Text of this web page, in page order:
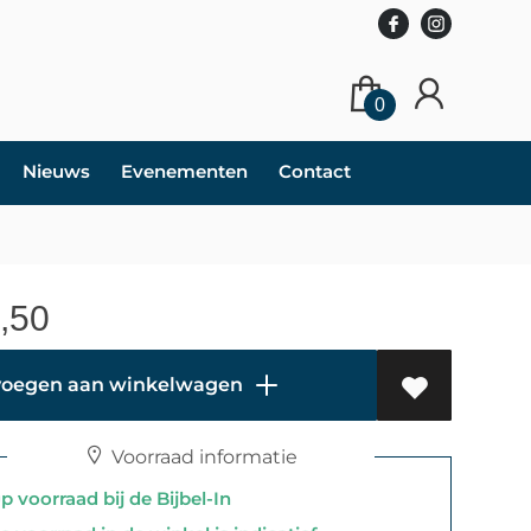
0
Nieuws Evenementen Contact
aan winkelwagen
Voorraad informatie
voorraad bij de Bijbel-In